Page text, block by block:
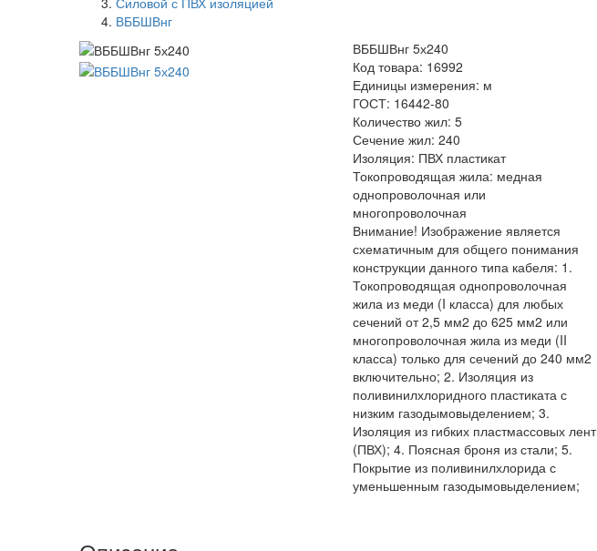
ВББШВнг
ВББШВнг 5х240
Код товара: 16992
Единицы измерения: м
ГОСТ: 16442-80
Количество жил: 5
Сечение жил: 240
Изоляция: ПВХ пластикат
Токопроводящая жила: медная
однопроволочная или
многопроволочная
Внимание! Изображение является
схематичным для общего понимания
конструкции данного типа кабеля: 1.
Токопроводящая однопроволочная
жила из меди (I класса) для любых
сечений от 2,5 мм2 до 625 мм2 или
многопроволочная жила из меди (II
класса) только для сечений до 240 мм2
включительно; 2. Изоляция из
поливинилхлоридного пластиката с
низким газодымовыделением; 3.
Изоляция из гибких пластмассовых лент
(ПВХ); 4. Поясная броня из стали; 5.
Покрытие из поливинилхлорида с
уменьшенным газодымовыделением;